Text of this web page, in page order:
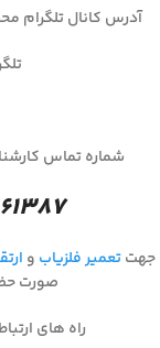
آدرس کانال تلگرام
شماره تماس
جهتتعمیر فلزیاب و
صورت
راه های